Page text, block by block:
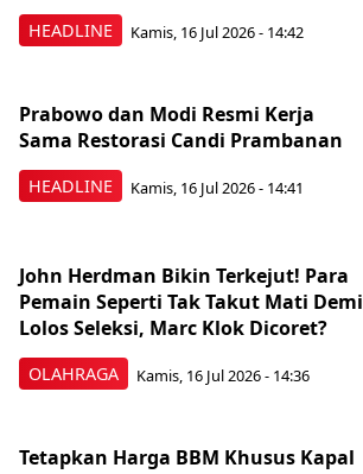
HEADLINE Kamis, 16 Jul 2026 - 14:42
HEADLINE
Prabowo dan Modi Resmi Kerja
Sama Restorasi Candi Prambanan
Kamis, 16 Jul 2026 - 14:41
OLAHRAGA
John Herdman Bikin Terkejut! Para
Pemain Seperti Tak Takut Mati Demi
Lolos Seleksi, Marc Klok Dicoret?
Kamis, 16 Jul 2026 - 14:36
Tetapkan Harga BBM Khusus Kapal